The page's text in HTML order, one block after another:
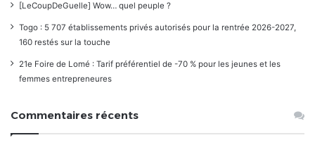
[LeCoupDeGuelle] Wow… quel peuple ?
Togo : 5 707 établissements privés autorisés pour la rentrée 2026-2027,
160 restés sur la touche
21e Foire de Lomé : Tarif préférentiel de -70 % pour les jeunes et les
femmes entrepreneures
Commentaires récents